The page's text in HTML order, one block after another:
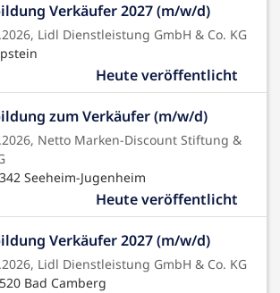
Verkäufer 2027 (m/w/d)
Lidl Dienstleistung GmbH & Co. KG
Heute veröffentlicht
zum Verkäufer (m/w/d)
Netto Marken-Discount Stiftung &
Seeheim-Jugenheim
Heute veröffentlicht
Verkäufer 2027 (m/w/d)
Lidl Dienstleistung GmbH & Co. KG
Bad Camberg